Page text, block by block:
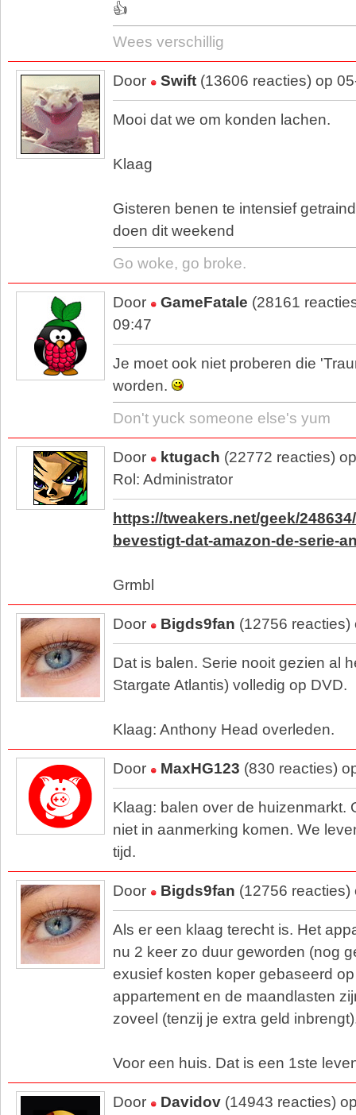
👍
Wees verschillig
Door Swift (13606 reacties) op
Mooi dat we om konden lachen.
Klaag
Gisteren benen te intensief
doen dit weekend
Go woke, go broke.
Door GameFatale (28161
09:47
Je moet ook niet proberen die
worden.
Don't yuck someone else's yum
Door ktugach (22772 reacties)
Rol: Administrator
https://tweakers.net/geek/
bevestigt-dat-amazon-de-serie-
Grmbl
Door Bigds9fan (12756
Dat is balen. Serie nooit gezien al
Stargate Atlantis) volledig op DVD.
Klaag: Anthony Head overleden.
Door MaxHG123 (830 reacties)
Klaag: balen over de huizenmarkt.
niet in aanmerking komen. We
tijd.
Door Bigds9fan (12756
Als er een klaag terecht is. Het
nu 2 keer zo duur geworden (nog
exusief kosten koper gebaseerd
appartement en de maandlasten
zoveel (tenzij je extra geld
Voor een huis. Dat is een 1ste
Door Davidov (14943 reacties)